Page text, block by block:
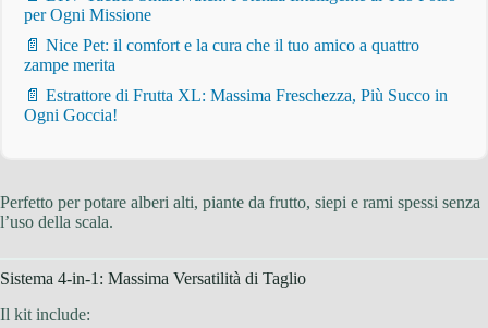
per Ogni Missione
📄 Nice Pet: il comfort e la cura che il tuo amico a quattro
zampe merita
📄 Estrattore di Frutta XL: Massima Freschezza, Più Succo in
Ogni Goccia!
Perfetto per potare alberi alti, piante da frutto, siepi e rami spessi senza
l’uso della scala.
Sistema 4-in-1: Massima Versatilità di Taglio
Il kit include: